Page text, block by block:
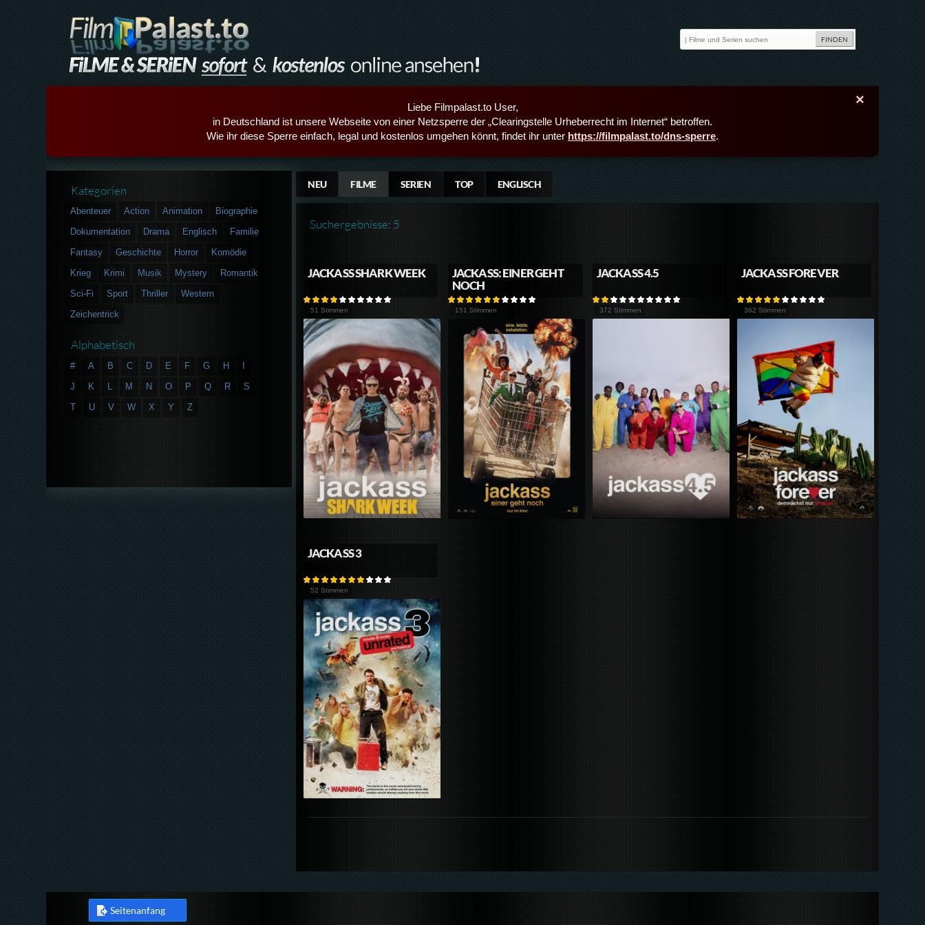
×
Liebe Filmpalast.to User,
in Deutschland ist unsere Webseite von einer Netzsperre der „Clearingstelle Urheberrecht im Internet“ betroffen.
Wie ihr diese Sperre einfach, legal und kostenlos umgehen könnt, findet ihr unter https://filmpalast.to/dns-sperre.
NEU FILME SERIEN TOP ENGLISCH
Suchergebnisse: 5
JACKASS SHARK WEEK
51 Stimmen
JACKASS: EINER GEHT
NOCH
151 Stimmen
JACKASS 4.5
372 Stimmen
JACKASS FOREVER
362 Stimmen
JACKASS 3
52 Stimmen
Kategorien
Abenteuer Action Animation
Biographie
Dokumentation
Drama Englisch
Familie
Fantasy
Geschichte Horror
Komödie
Krieg
Krimi Musik Mystery
Romantik
Sci-Fi
Sport Thriller
Western
Zeichentrick
Alphabetisch
# A B C D E F G H
J
K L M N O P Q R
S
T
U V W X Y Z
Seitenanfang